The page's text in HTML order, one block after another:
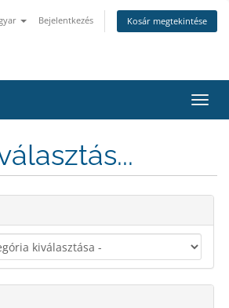
Bejelentkezés Kosár megtekintése
a